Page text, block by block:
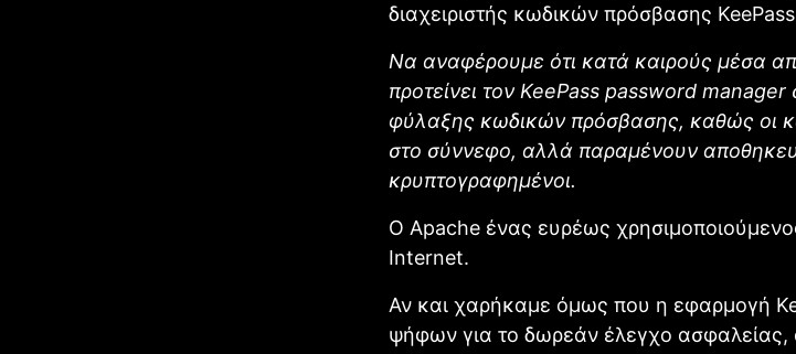
διαχειριστής κωδικών πρόσβασης
Να αναφέρουμε ότι κατά καιρούς μέσα
προτείνει τον KeePass password
φύλαξης κωδικών πρόσβασης, καθώς οι
στο σύννεφο, αλλά παραμένουν
κρυπτογραφημένοι.
Ο Apache ένας ευρέως
Internet.
Αν και χαρήκαμε όμως που η εφαρμογή
ψήφων για το δωρεάν έλεγχο ασφαλείας,